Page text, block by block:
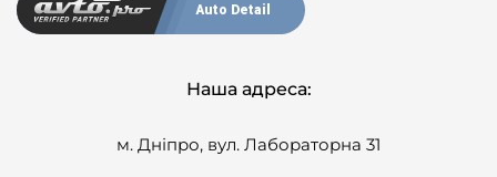
Auto Detail
Наша адреса:
м. Дніпро, вул. Лабораторна 31